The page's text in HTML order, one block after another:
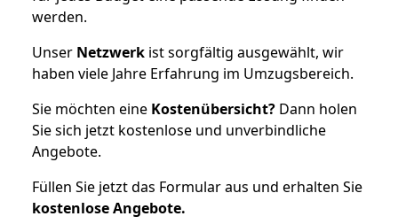
werden.
Unser Netzwerk ist sorgfältig ausgewählt, wir
haben viele Jahre Erfahrung im Umzugsbereich.
Sie möchten eine Kostenübersicht? Dann holen
Sie sich jetzt kostenlose und unverbindliche
Angebote.
Füllen Sie jetzt das Formular aus und erhalten Sie
kostenloseAngebote.